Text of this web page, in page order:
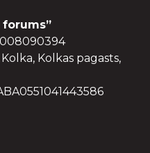
forums”
Kolkas pagasts,